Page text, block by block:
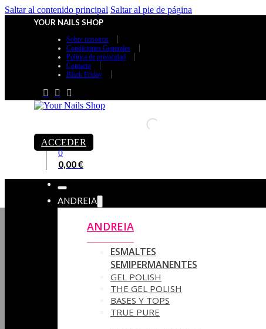
Saltar al contenido principal Saltar al pie de página
YOUR NAILS SHOP
Sobre nosotros
Condiciones Generales
Política de privacidad
Contacto
Black Friday
ACCEDER
0
0,00€
ANDREIA
ANDREIA
ESMALTES
SEMIPERMANENTES
GEL POLISH
THE GEL POLISH
BASES Y‎ TOPS
TRUE PURE